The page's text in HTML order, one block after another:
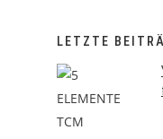
LETZTE